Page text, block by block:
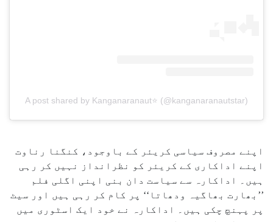
A post shared by Kanganaranaut⭐️ (@kanganaranautstar)
اپنے مصروف سیاسی کریئر کے باوجود، کنگنا رناوت
اپنے اداکاری کے کریئر کو نظرانداز نہیں کر رہی
ہیں۔ اداکارہ سے سیاست دان بنی اپنی اگلی فلم
’’بھارت بھاگیہ ودھاتا‘‘ پر کام کر رہی ہیں اور سیٹ
پر پہنچ چکی ہیں۔ اداکارہ نے خود ایک اسٹوری میں